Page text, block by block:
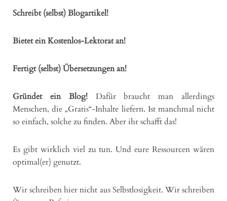
Schreibt (selbst) Blogartikel!
Bietet ein Kostenlos-Lektorat an!
Fertigt (selbst) Übersetzungen an!
Gründet ein Blog!Dafür braucht man allerdings
Menschen, die „Gratis“-Inhalte liefern. Ist manchmal nicht
so einfach, solche zu finden. Aber ihr schafft das!
Es gibt wirklich viel zu tun. Und eure Ressourcen wären
optimal(er) genutzt.
Wir schreiben hier nicht aus Selbstlosigkeit. Wir schreiben